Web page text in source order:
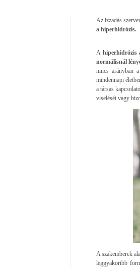
Az izzadás
a hiperhidrózis.
A hiperhidrózis
normálisnál
nincs arányban
mindennapi
a társas
viselését vagy
A szakemberek
leggyakoribb